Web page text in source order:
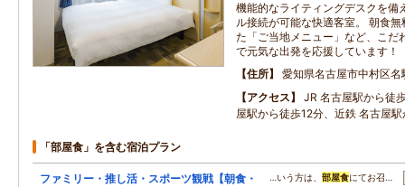
機能的なライティングデスクを
ル接続が可能な快適客室。 朝食
た「ご当地メニュー」など、こだ
で元気な出発を応援しています！
住所
愛知県名古屋市中村区
アクセス
JR 名古屋駅から徒
屋駅から徒歩12分、近鉄 名古屋
「部屋食」を含む宿泊プラン
ファミリー・推し活・スポーツ観戦【朝食・
…いう方は、 部屋食にてお召…